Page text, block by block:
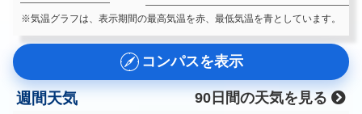
※気温グラフは、表示期間の最高気温を赤、最低気温を青としています。
コンパスを表示
週間天気
90日間の天気を見る